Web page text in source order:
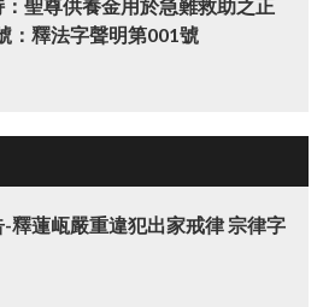
：聖尊供養金用於急難救助之正
：釋法字聲明第001號
釋蓮㼘嚴重違犯出家戒律 宗律字